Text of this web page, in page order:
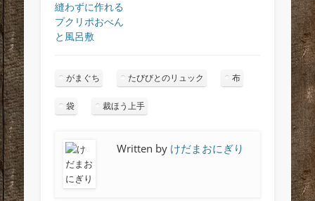
縫わずに作れる
プクリポおべん
と風呂敷
がまぐち たびびとのリュック 布
袋 裁ほう上手
Written by けだまおにぎり